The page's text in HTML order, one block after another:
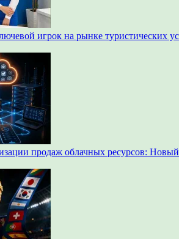
игрок на рынке туристических
продаж облачных ресурсов: